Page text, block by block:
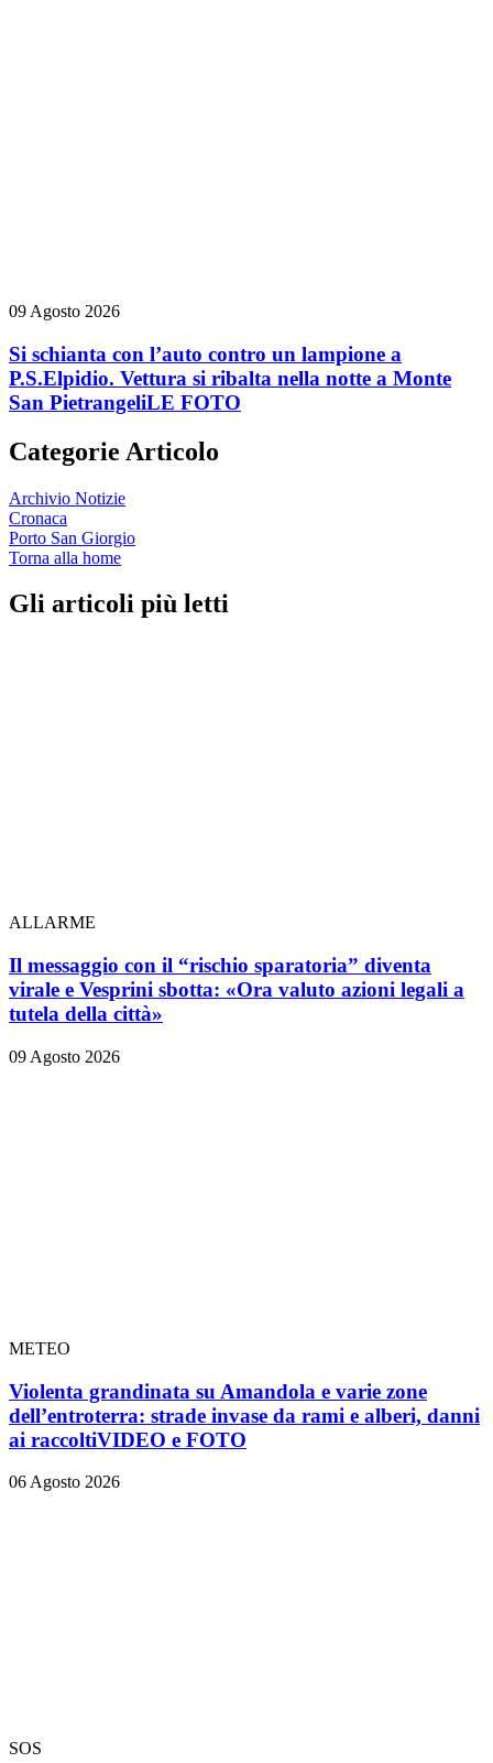
09 Agosto 2026
Si schianta con l’auto contro un lampione a
P.S.Elpidio. Vettura si ribalta nella notte a Monte
San PietrangeliLE FOTO
Categorie Articolo
Archivio Notizie
Cronaca
Porto San Giorgio
Torna alla home
Gli articoli più letti
ALLARME
Il messaggio con il “rischio sparatoria” diventa
virale e Vesprini sbotta: «Ora valuto azioni legali a
tutela della città»
09 Agosto 2026
METEO
Violenta grandinata su Amandola e varie zone
dell’entroterra: strade invase da rami e alberi, danni
ai raccoltiVIDEO e FOTO
06 Agosto 2026
SOS